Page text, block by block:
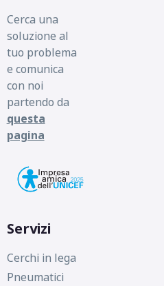
Cerca una
soluzione al
tuo problema
e comunica
con noi
partendo da
questa
pagina
Servizi
Cerchi in lega
Pneumatici